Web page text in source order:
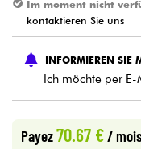
Violinen &
HiFi
Im moment nicht
kontaktieren Sie uns
INFORMIEREN SIE
Ich möchte per
Payez70.67 €/